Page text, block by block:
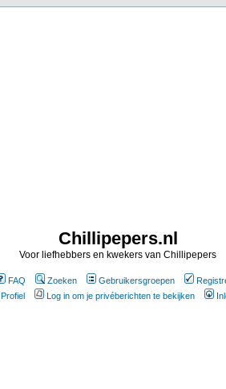
Chillipepers.nl
Voor liefhebbers en kwekers van Chillipepers
FAQ Zoeken Gebruikersgroepen
Profiel
Log in om je privéberichten te bekijken